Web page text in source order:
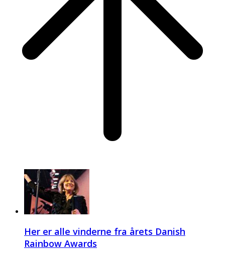
Her er alle vinderne fra årets Danish
Rainbow Awards